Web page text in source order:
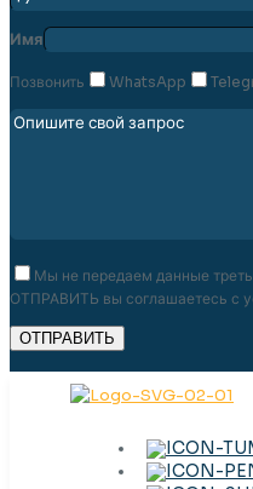
Имя
Позвонить WhatsApp
Мы не передаем данные
ОТПРАВИТЬ вы соглашаетесь с